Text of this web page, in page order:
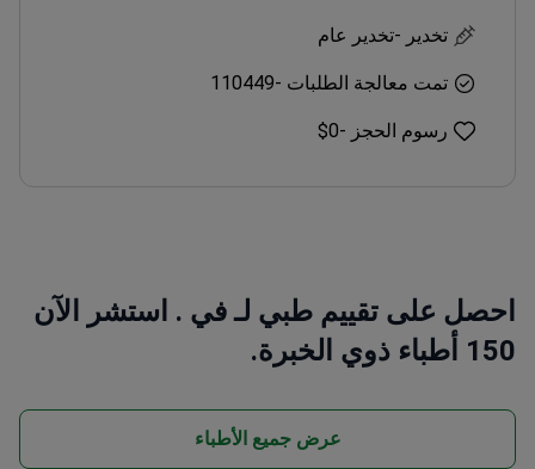
تخدير -تخدير عام
تمت معالجة الطلبات -110449
رسوم الحجز -$0
احصل على تقييم طبي لـ في . استشر الآن
150 أطباء ذوي الخبرة.
عرض جميع الأطباء